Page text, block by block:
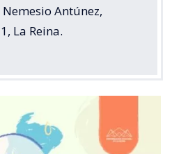
Nemesio Antúnez,
La Reina.